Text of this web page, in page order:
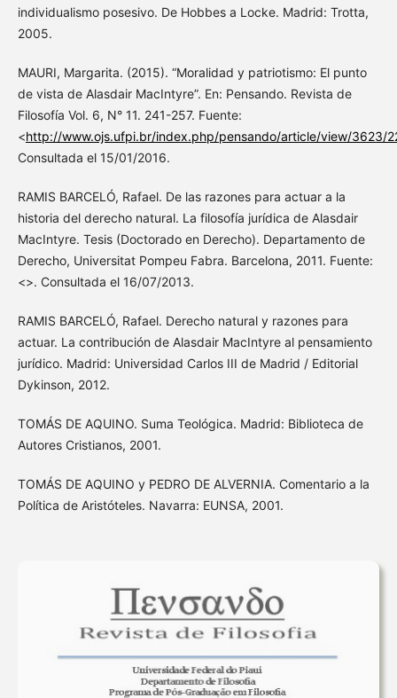
individualismo posesivo. De Hobbes a Locke. Madrid: Trotta,
2005.
MAURI, Margarita. (2015). “Moralidad y patriotismo: El punto
de vista de Alasdair MacIntyre”. En: Pensando. Revista de
Filosofía Vol. 6, N° 11. 241-257. Fuente:
<http://www.ojs.ufpi.br/index.php/pensando/article/view/3623/
Consultada el 15/01/2016.
RAMIS BARCELÓ, Rafael. De las razones para actuar a la
historia del derecho natural. La filosofía jurídica de Alasdair
MacIntyre. Tesis (Doctorado en Derecho). Departamento de
Derecho, Universitat Pompeu Fabra. Barcelona, 2011. Fuente:
<>. Consultada el 16/07/2013.
RAMIS BARCELÓ, Rafael. Derecho natural y razones para
actuar. La contribución de Alasdair MacIntyre al pensamiento
jurídico. Madrid: Universidad Carlos III de Madrid / Editorial
Dykinson, 2012.
TOMÁS DE AQUINO. Suma Teológica. Madrid: Biblioteca de
Autores Cristianos, 2001.
TOMÁS DE AQUINO y PEDRO DE ALVERNIA. Comentario a la
Política de Aristóteles. Navarra: EUNSA, 2001.